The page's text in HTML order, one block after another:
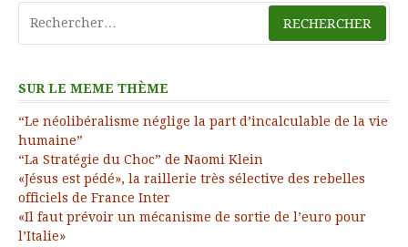
SUR LE MEME THÈME
“Le néolibéralisme néglige la part d’incalculable de la vie
humaine”
“La Stratégie du Choc” de Naomi Klein
«Jésus est pédé», la raillerie très sélective des rebelles
officiels de France Inter
«Il faut prévoir un mécanisme de sortie de l’euro pour
l’Italie»